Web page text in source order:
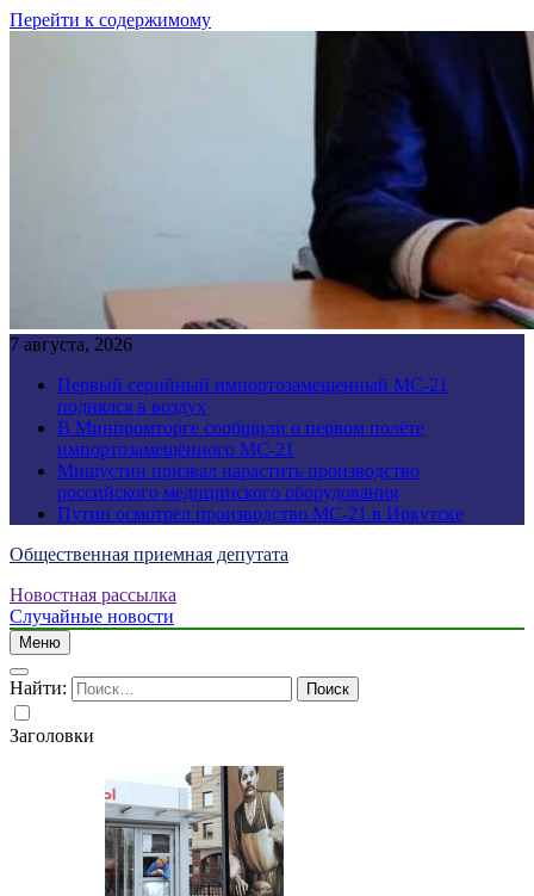
Перейти к содержимому
7 августа, 2026
Первый серийный импортозамещенный МС-21
поднялся в воздух
В Минпромторге сообщили о первом полёте
импортозамещённого МС-21
Мишустин призвал нарастить производство
российского медицинского оборудования
Путин осмотрел производство МС-21 в Иркутске
Общественная приемная депутата
Новостная рассылка
Случайные новости
Меню
Найти:
Заголовки